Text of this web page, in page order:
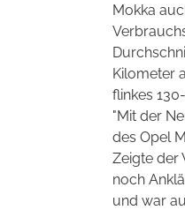
Mokka
Kilometer
flinkes
"Mit der
des Opel
Zeigte der
noch
und war